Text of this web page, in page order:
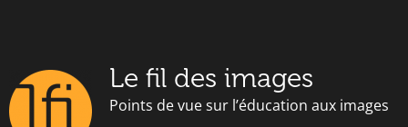
Le fil des images
Points de vue sur l’éducation aux images